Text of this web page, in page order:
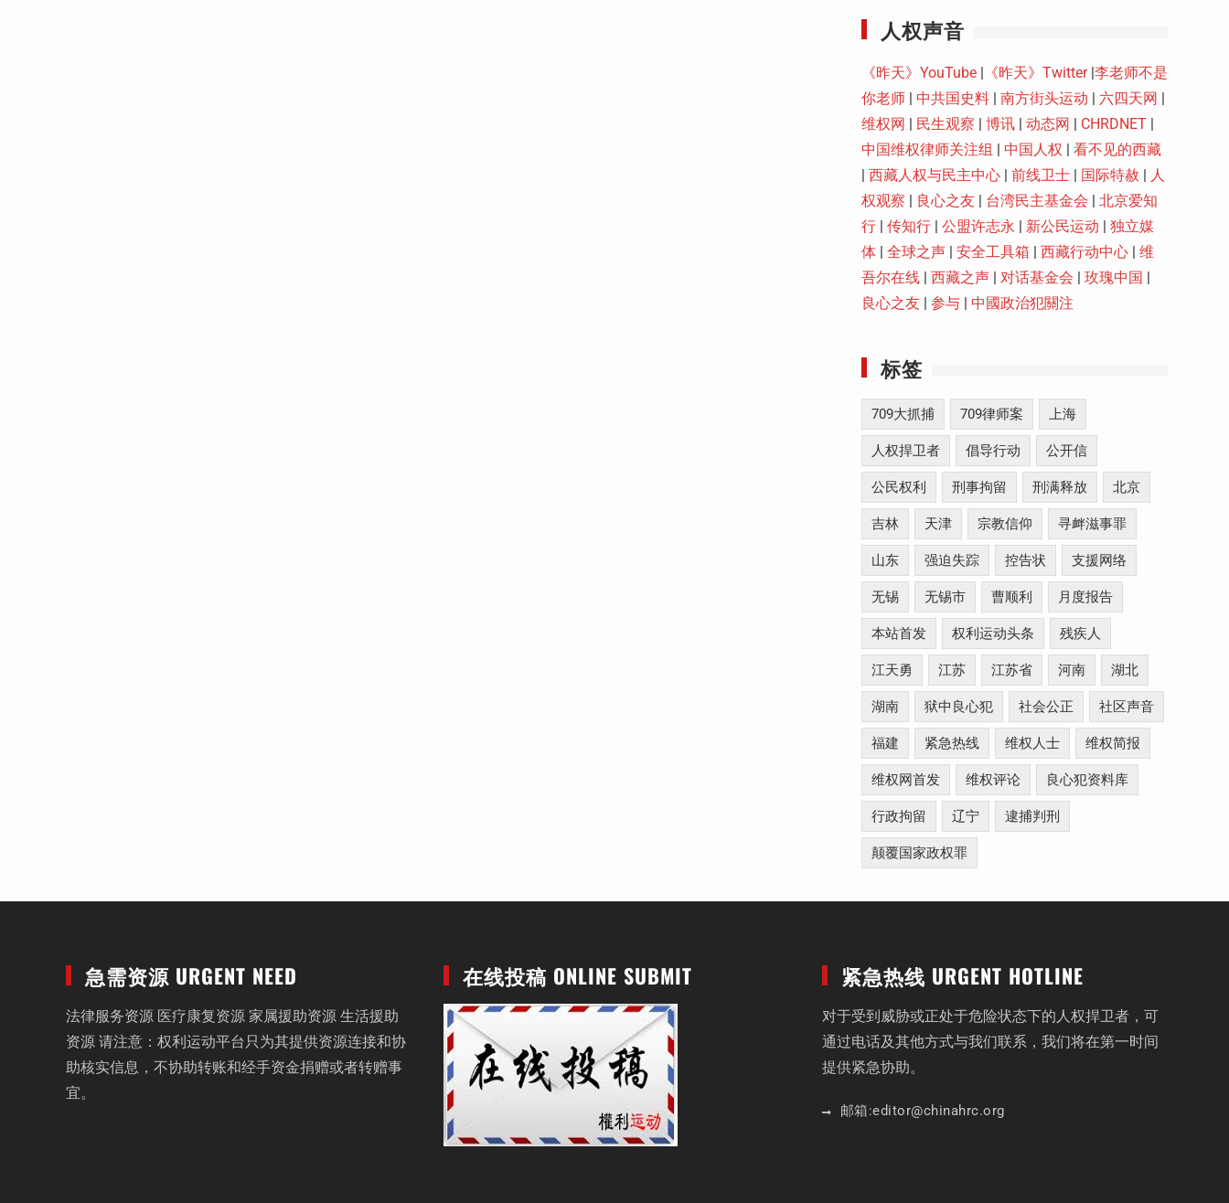
人权声音
《昨天》YouTube | 《昨天》Twitter|李老师不是
你老师 | 中共国史料 | 南方街头运动 | 六四天网 |
维权网 | 民生观察 | 博讯 | 动态网 | CHRDNET |
中国维权律师关注组 | 中国人权 | 看不见的西藏
| 西藏人权与民主中心 | 前线卫士 | 国际特赦 | 人
权观察 | 良心之友 | 台湾民主基金会 | 北京爱知
行 | 传知行 | 公盟许志永 | 新公民运动 | 独立媒
体 | 全球之声 | 安全工具箱 | 西藏行动中心 | 维
吾尔在线 | 西藏之声 | 对话基金会 | 玫瑰中国 |
良心之友 | 参与 | 中國政治犯關注
标签
709大抓捕 709律师案 上海
人权捍卫者 倡导行动 公开信
公民权利 刑事拘留 刑满释放 北京
吉林 天津 宗教信仰 寻衅滋事罪
山东 强迫失踪 控告状 支援网络
无锡 无锡市 曹顺利 月度报告
本站首发 权利运动头条 残疾人
江天勇 江苏 江苏省 河南 湖北
湖南 狱中良心犯 社会公正 社区声音
福建 紧急热线 维权人士 维权简报
维权网首发 维权评论 良心犯资料库
行政拘留 辽宁 逮捕判刑
颠覆国家政权罪
急需资源 URGENT NEED
法律服务资源 医疗康复资源 家属援助资源 生活援助
资源 请注意：权利运动平台只为其提供资源连接和协
助核实信息，不协助转账和经手资金捐赠或者转赠事
宜。
在线投稿 ONLINE SUBMIT 紧急热线 URGENT HOTLINE
对于受到威胁或正处于危险状态下的人权捍卫者，可
通过电话及其他方式与我们联系，我们将在第一时间
提供紧急协助。
邮箱:editor@chinahrc.org